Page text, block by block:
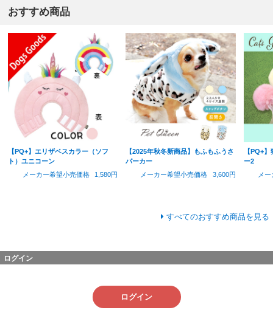
おすすめ商品
【PQ+】エリザベスカラー（ソフ
ト）ユニコーン
メーカー希望小売価格
1,580円
【2025年秋冬新商品】もふもふうさ
パーカー
メーカー希望小売価格
3,600円
【PQ+
ー2
メ
すべてのおすすめ商品を見る
ログイン
ログイン